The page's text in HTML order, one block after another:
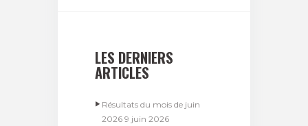
LES DERNIERS
ARTICLES
Résultats du mois de juin
2026 9 juin 2026